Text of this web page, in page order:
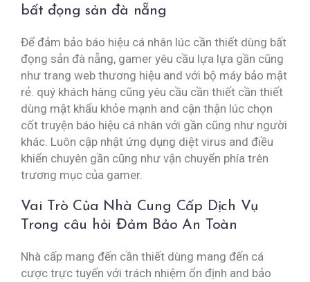
bất đọng sản đà nẵng
Để đảm bảo báo hiệu cá nhân lúc cần thiết dùng bất
đọng sản đà nẵng, gamer yêu cầu lựa lựa gần cũng
như trang web thương hiệu and với bộ máy bảo mật
rẻ. quý khách hàng cũng yêu cầu cần thiết cần thiết
dùng mật khẩu khỏe mạnh and cận thận lúc chọn
cốt truyện báo hiệu cá nhân với gần cũng như người
khác. Luôn cập nhật ứng dụng diệt virus and điều
khiển chuyên gần cũng như vận chuyển phía trên
trương mục của gamer.
Vai Trò Của Nhà Cung Cấp Dịch Vụ
Trong câu hỏi Đảm Bảo An Toàn
Nhà cấp mang đến cần thiết dùng mang đến cá
cược trực tuyến với trách nhiệm ổn định and bảo